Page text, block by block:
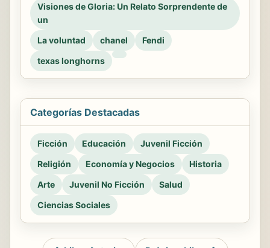
Visiones de Gloria: Un Relato Sorprendente de
un
La voluntad
chanel
Fendi
texas longhorns
Categorías Destacadas
Ficción Educación
Juvenil Ficción
Religión
Economía y Negocios
Historia
Arte
Juvenil No Ficción
Salud
Ciencias Sociales